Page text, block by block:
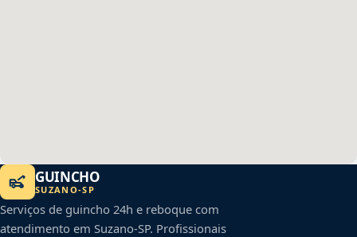
GUINCHO
SUZANO-SP
Serviços de guincho 24h e reboque com
atendimento em Suzano-SP. Profissionais